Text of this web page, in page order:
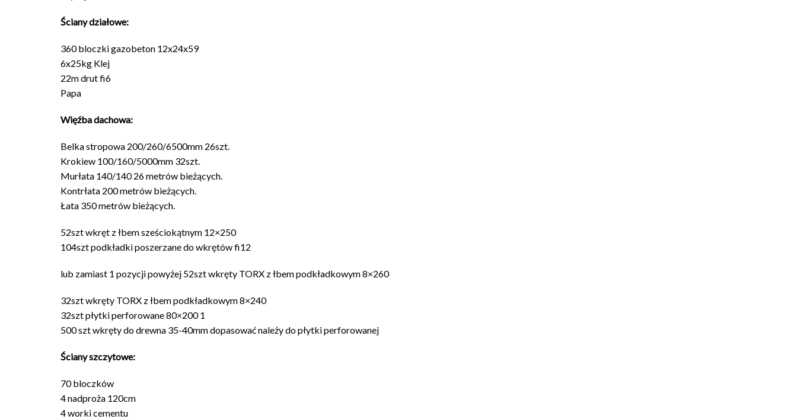
Ściany działowe:
360 bloczki gazobeton 12x24x59
6x25kg Klej
22m drut fi6
Papa
Więźba dachowa:
Belka stropowa 200/260/6500mm 26szt.
Krokiew 100/160/5000mm 32szt.
Murłata 140/140 26 metrów bieżących.
Kontrłata 200 metrów bieżących.
Łata 350 metrów bieżących.
52szt wkręt z łbem sześciokątnym 12×250
104szt podkładki poszerzane do wkrętów fi12
lub zamiast 1 pozycji powyżej 52szt wkręty TORX z łbem podkładkowym 8×260
32szt wkręty TORX z łbem podkładkowym 8×240
32szt płytki perforowane 80×200 1
500 szt wkręty do drewna 35-40mm dopasować należy do płytki perforowanej
Ściany szczytowe:
70 bloczków
4 nadproża 120cm
4 worki cementu